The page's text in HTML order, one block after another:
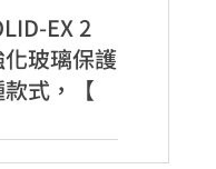
EX 2
玻璃保護
式，【